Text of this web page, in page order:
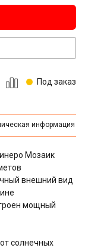
Под заказ
информация
Мозаик
внешний вид
мощный
солнечных